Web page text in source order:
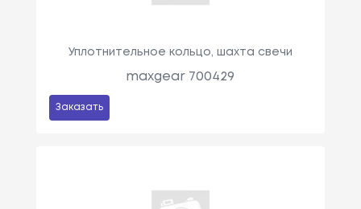
Уплотнительное кольцо, шахта свечи
maxgear 700429
Заказать